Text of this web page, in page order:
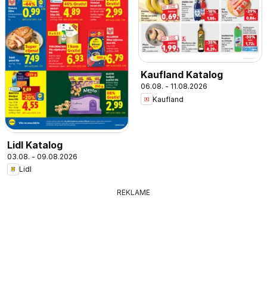
Lidl Katalog
03.08. - 09.08.2026
Lidl
Kaufland Katalog
06.08. - 11.08.2026
Kaufland
REKLAME